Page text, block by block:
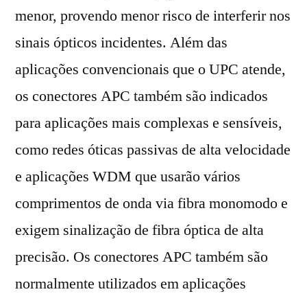
menor, provendo menor risco de interferir nos
sinais ópticos incidentes. Além das
aplicações convencionais que o UPC atende,
os conectores APC também são indicados
para aplicações mais complexas e sensíveis,
como redes óticas passivas de alta velocidade
e aplicações WDM que usarão vários
comprimentos de onda via fibra monomodo e
exigem sinalização de fibra óptica de alta
precisão. Os conectores APC também são
normalmente utilizados em aplicações